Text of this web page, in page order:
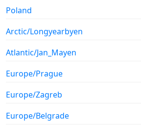
Poland
Arctic/Longyearbyen
Atlantic/Jan_Mayen
Europe/Prague
Europe/Zagreb
Europe/Belgrade